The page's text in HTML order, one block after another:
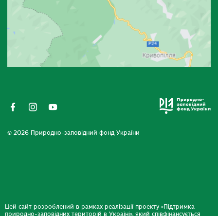
© 2026 Природно-заповідний фонд України
Цей сайт розроблений в рамках реалізації проекту «Підтримка
природно-заповідних територій в Україні», який співфінансується